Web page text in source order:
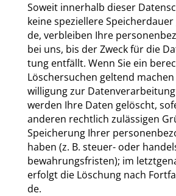
Soweit inner­halb die­ser
kei­ne spe­zi­el­le­re
de, ver­blei­ben Ihre
bei uns, bis der Zweck für die
tung ent­fällt. Wenn Sie ein
Löscher­su­chen gel­tend
wil­li­gung zur
wer­den Ihre Daten gelöscht,
ande­ren recht­lich zuläs­si­gen
Spei­che­rung Ihrer
haben (z. B. steu­er- oder
be­wah­rungs­fris­ten); im
erfolgt die Löschung nach
de.